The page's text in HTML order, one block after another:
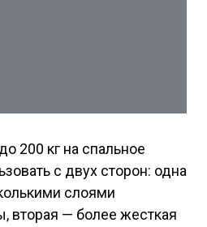
200 кг на спальное
с двух сторон: одна
слоями
вторая — более жесткая